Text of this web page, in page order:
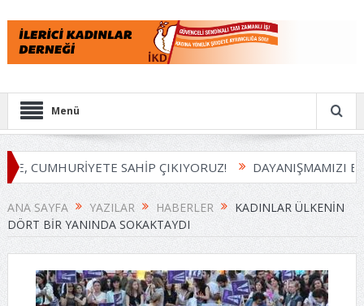
Menü
CUMHURİYETE SAHİP ÇIKIYORUZ! DAYANIŞMAMIZI
ANA SAYFA YAZILAR HABERLER
KADINLAR ÜLKENIN
DÖRT BIR YANINDA SOKAKTAYDI